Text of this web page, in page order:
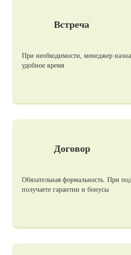
Встреча
При необходимости, менеджер
удобное время
Договор
Обязательная формальность. При
получаете гарантии и бонусы